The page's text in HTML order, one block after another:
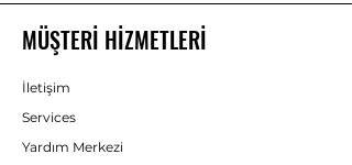
MÜŞTERİ HİZMETLERİ
İletişim
Services
Yardım Merkezi